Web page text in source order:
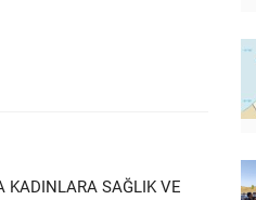
KADINLARA SAĞLIK VE